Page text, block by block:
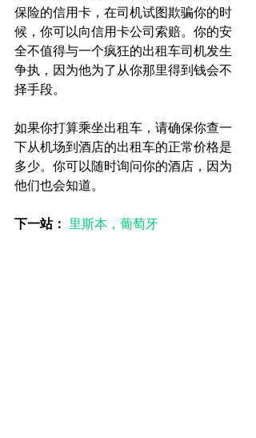
保险的信用卡，在司机试图欺骗你的时
候，你可以向信用卡公司索赔。你的安
全不值得与一个疯狂的出租车司机发生
争执，因为他为了从你那里得到钱会不
择手段。
如果你打算乘坐出租车，请确保你查一
下从机场到酒店的出租车的正常价格是
多少。你可以随时询问你的酒店，因为
他们也会知道。
下一站： 里斯本，葡萄牙